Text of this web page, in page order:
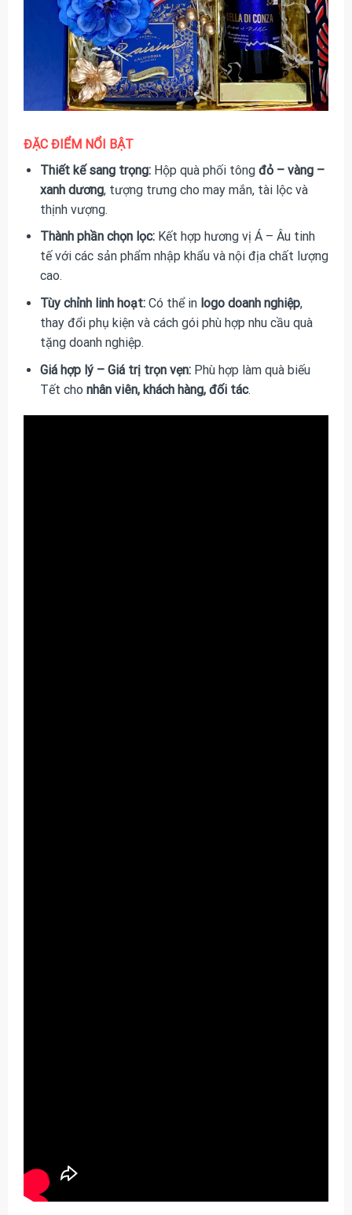
ĐẶC ĐIỂM NỔI BẬT
Thiết kế sang trọng:Hộp quà phối tông đỏ – vàng –
xanh dương, tượng trưng cho may mắn, tài lộc và
thịnh vượng.
Thành phần chọn lọc:Kết hợp hương vị Á – Âu tinh
tế với các sản phẩm nhập khẩu và nội địa chất lượng
cao.
Tùy chỉnh linh hoạt:Có thể in logo doanh nghiệp,
thay đổi phụ kiện và cách gói phù hợp nhu cầu quà
tặng doanh nghiệp.
Giá hợp lý – Giá trị trọn vẹn:Phù hợp làm quà biếu
Tết cho nhân viên, khách hàng, đối tác.